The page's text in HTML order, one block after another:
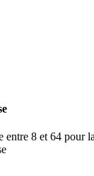
entre 8 et 64 pour